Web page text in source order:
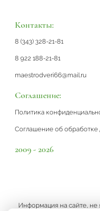
Контакты:
8 (343) 328-21-81
8 922 188-21-81
maestrodveri66@mail.ru
Соглашение:
Политика
Соглашение об обработке
2009 - 2026
Информация на сайте, не